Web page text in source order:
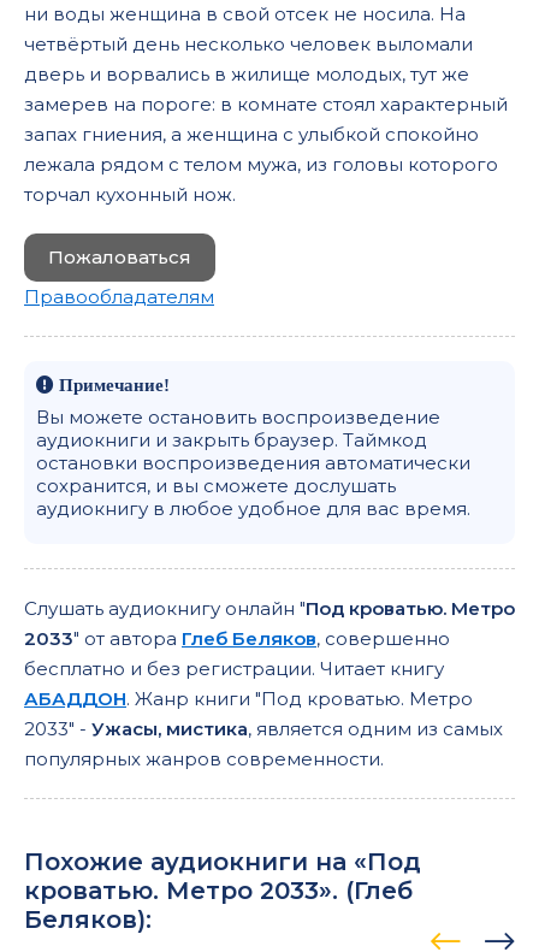
ни воды женщина в свой отсек не носила. На
четвёртый день несколько человек выломали
дверь и ворвались в жилище молодых, тут же
замерев на пороге: в комнате стоял характерный
запах гниения, а женщина с улыбкой спокойно
лежала рядом с телом мужа, из головы которого
торчал кухонный нож.
Пожаловаться
Правообладателям
Примечание!
Вы можете остановить воспроизведение
аудиокниги и закрыть браузер. Таймкод
остановки воспроизведения автоматически
сохранится, и вы сможете дослушать
аудиокнигу в любое удобное для вас время.
Слушать аудиокнигу онлайн "Под кроватью. Метро
2033" от автора Глеб Беляков, совершенно
бесплатно и без регистрации. Читает книгу
АБАДДОН. Жанр книги "Под кроватью. Метро
2033" - Ужасы, мистика, является одним из самых
популярных жанров современности.
Похожие аудиокниги на «Под
кроватью. Метро 2033». (Глеб
Беляков):